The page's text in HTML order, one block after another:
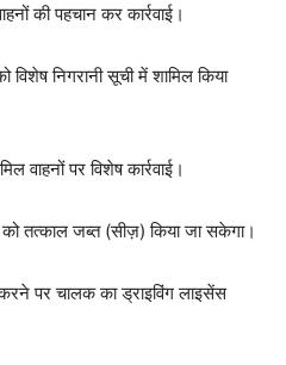
की पहचान कर कार्रवाई।
विशेष निगरानी सूची में शामिल किया
वाहनों पर विशेष कार्रवाई।
तत्काल जब्त (सीज़) किया जा सकेगा।
पर चालक का ड्राइविंग लाइसेंस